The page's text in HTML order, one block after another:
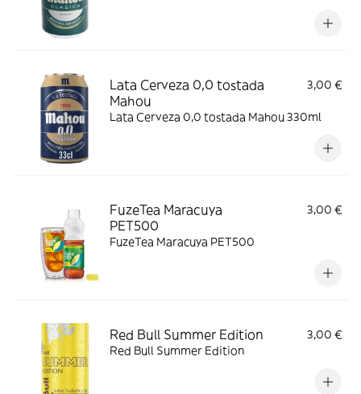
Lata Cerveza 0,0 tostada
Mahou
3,00 €
Lata Cerveza 0,0 tostada Mahou 330ml
FuzeTea Maracuya
PET500
3,00 €
FuzeTea Maracuya PET500
Red Bull Summer Edition
3,00 €
Red Bull Summer Edition